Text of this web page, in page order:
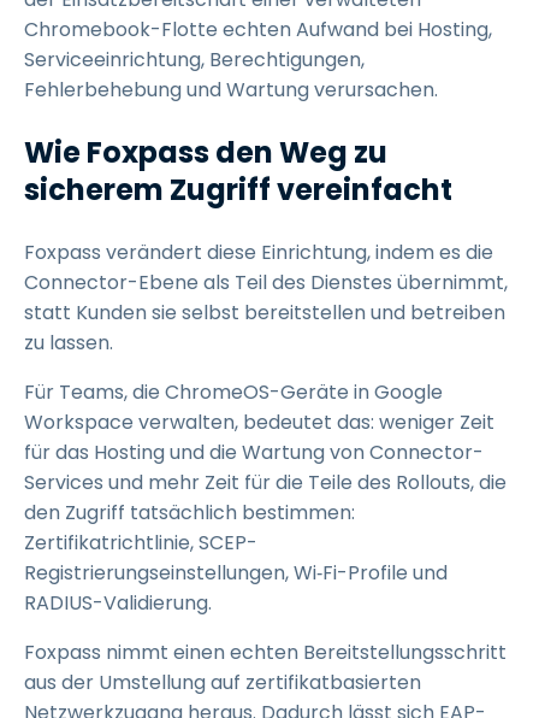
Chromebook-Flotte echten Aufwand bei Hosting,
Serviceeinrichtung, Berechtigungen,
Fehlerbehebung und Wartung verursachen.
Wie Foxpass den Weg zu
sicherem Zugriff vereinfacht
Foxpass verändert diese Einrichtung, indem es die
Connector-Ebene als Teil des Dienstes übernimmt,
statt Kunden sie selbst bereitstellen und betreiben
zu lassen.
Für Teams, die ChromeOS-Geräte in Google
Workspace verwalten, bedeutet das: weniger Zeit
für das Hosting und die Wartung von Connector-
Services und mehr Zeit für die Teile des Rollouts, die
den Zugriff tatsächlich bestimmen:
Zertifikatrichtlinie, SCEP-
Registrierungseinstellungen, Wi‑Fi-Profile und
RADIUS-Validierung.
Foxpass nimmt einen echten Bereitstellungsschritt
aus der Umstellung auf zertifikatbasierten